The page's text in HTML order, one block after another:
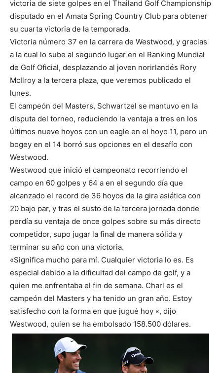
victoria de siete golpes en el Thailand Golf Championship
disputado en el Amata Spring Country Club para obtener
su cuarta victoria de la temporada.
Victoria número 37 en la carrera de Westwood, y gracias
a la cual lo sube al segundo lugar en el Ranking Mundial
de Golf Oficial, desplazando al joven norirlandés Rory
McIlroy a la tercera plaza, que veremos publicado el
lunes.
El campeón del Masters, Schwartzel se mantuvo en la
disputa del torneo, reduciendo la ventaja a tres en los
últimos nueve hoyos con un eagle en el hoyo 11, pero un
bogey en el 14 borró sus opciones en el desafío con
Westwood.
Westwood que inició el campeonato recorriendo el
campo en 60 golpes y 64 a en el segundo día que
alcanzado el record de 36 hoyos de la gira asiática con
20 bajo par, y tras el susto de la tercera jornada donde
perdía su ventaja de once golpes sobre su más directo
competidor, supo jugar la final de manera sólida y
terminar su año con una victoria.
«Significa mucho para mí. Cualquier victoria lo es. Es
especial debido a la dificultad del campo de golf, y a
quien me enfrentaba el fin de semana. Charl es el
campeón del Masters y ha tenido un gran año. Estoy
satisfecho con la forma en que jugué hoy «, dijo
Westwood, quien se ha embolsado 158.500 dólares.